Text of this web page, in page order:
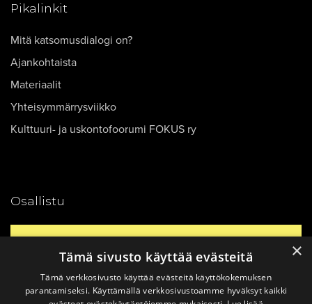
Pikalinkit
Mitä katsomusdialogi on?
Ajankohtaista
Materiaalit
Yhteisymmärrysviikko
Kulttuuri- ja uskontofoorumi FOKUS ry
Osallistu
Yhteystiedot
Ajankohtaista
×
Tämä sivusto käyttää evästeitä
Tämä verkkosivusto käyttää evästeitä käyttökokemuksen
parantamiseksi. Käyttämällä verkkosivustoamme hyväksyt kaikki